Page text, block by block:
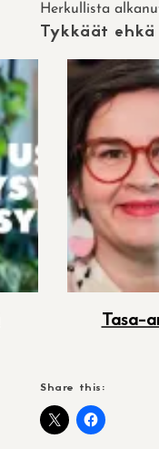
Herkullista
Tykkäät
Tasa-
Share this: